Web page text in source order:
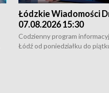
Łódzkie Wiadomości
07.08.2026 15:30
Codzienny program
Łódź od poniedziałku do